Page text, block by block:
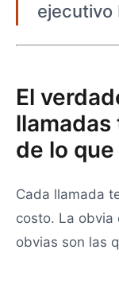
ejecutivo
El
de lo
Cada llamada
costo. La obvia
obvias son las